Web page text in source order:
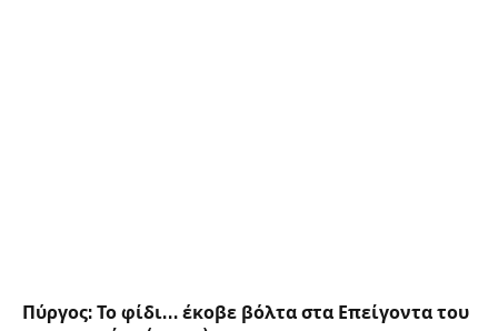
Πύργος: Το φίδι… έκοβε βόλτα στα Επείγοντα του